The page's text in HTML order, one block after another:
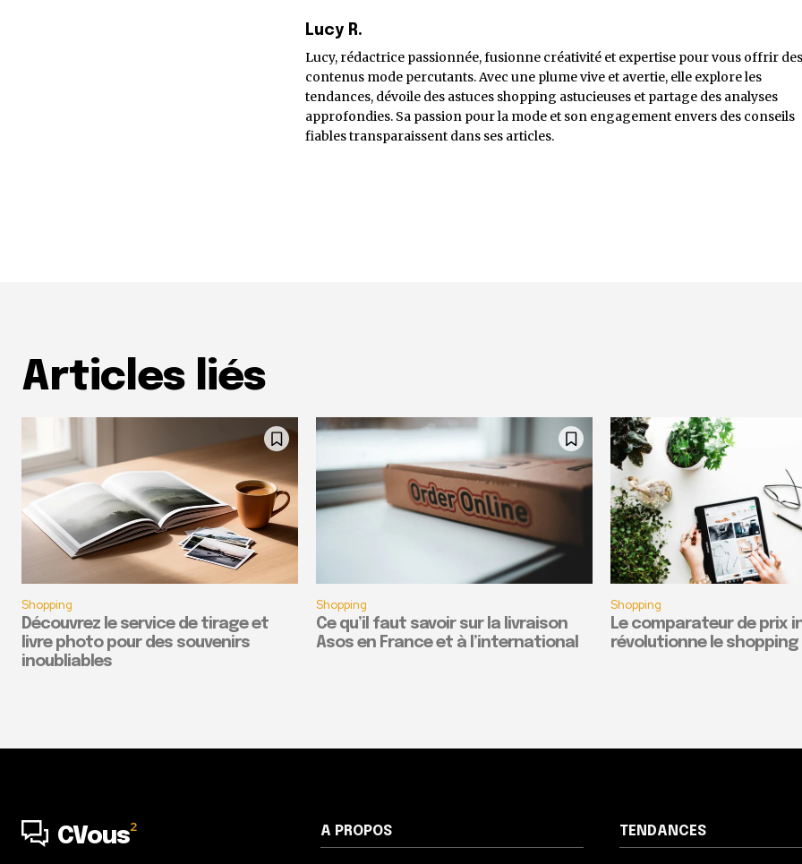
Lucy R.
Lucy, rédactrice passionnée, fusionne créativité et expertise pour vous offrir des
contenus mode percutants. Avec une plume vive et avertie, elle explore les
tendances, dévoile des astuces shopping astucieuses et partage des analyses
approfondies. Sa passion pour la mode et son engagement envers des conseils
fiables transparaissent dans ses articles.
Articles liés
Shopping
Découvrez le service de tirage et
livre photo pour des souvenirs
inoubliables
Shopping
Ce qu’il faut savoir sur la livraison
Asos en France et à l’international
Shopping
Le comparateur de prix
révolutionne le shopping
CVous2 A PROPOS TENDANCES